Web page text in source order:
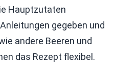
Hauptzutaten
gegeben und
andere Beeren und
das Rezept flexibel.